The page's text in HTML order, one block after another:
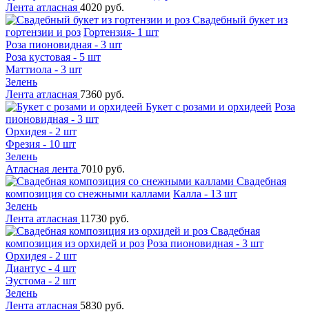
Лента атласная 4020 руб.
Свадебный букет из
гортензии и роз Гортензия- 1 шт
Роза пионовидная - 3 шт
Роза кустовая - 5 шт
Маттиола - 3 шт
Зелень
Лента атласная 7360 руб.
Букет с розами и орхидеей Роза
пионовидная - 3 шт
Орхидея - 2 шт
Фрезия - 10 шт
Зелень
Атласная лента 7010 руб.
Свадебная
композиция со снежными каллами Калла - 13 шт
Зелень
Лента атласная 11730 руб.
Свадебная
композиция из орхидей и роз Роза пионовидная - 3 шт
Орхидея - 2 шт
Диантус - 4 шт
Эустома - 2 шт
Зелень
Лента атласная 5830 руб.